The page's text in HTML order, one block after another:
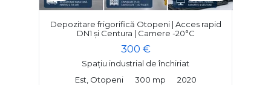
Depozitare frigorifică Otopeni | Acces rapid
DN1 și Centura | Camere -20°C
300 €
Spațiu industrial de închiriat
Est, Otopeni
300 mp 2020